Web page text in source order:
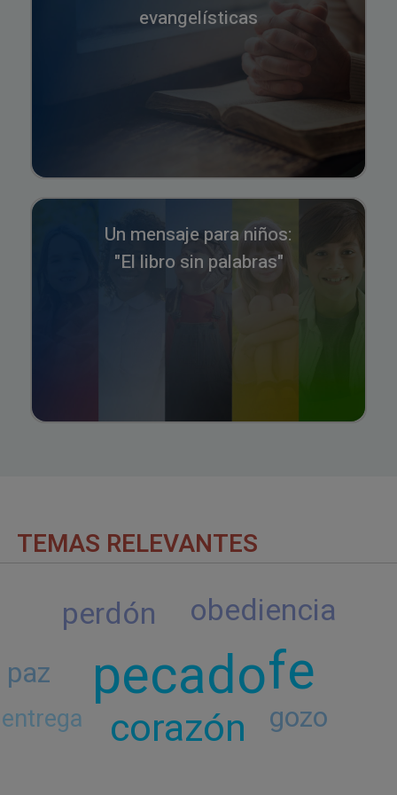
evangelísticas
Un mensaje para niños:
"El libro sin palabras"
TEMAS RELEVANTES
pecadofe
corazón
perdón obediencia
paz
gozo
entrega